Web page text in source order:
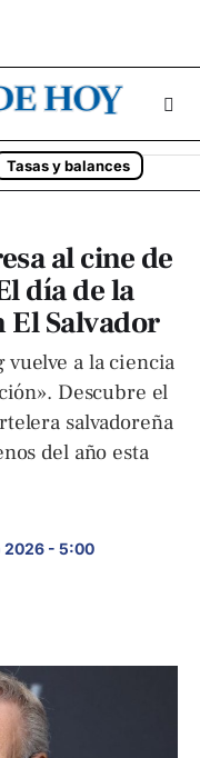
Tasas y balances
al cine de
día de la
El Salvador
vuelve a la ciencia
Descubre el
salvadoreña
del año esta
2026 - 5:00